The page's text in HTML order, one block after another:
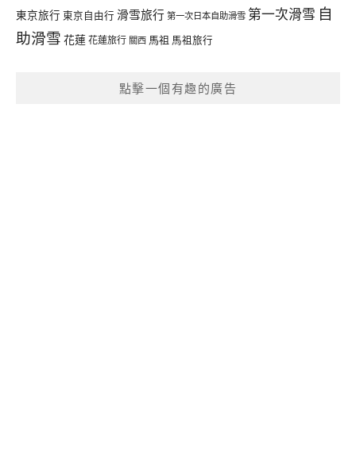
東京旅行 東京自由行 滑雪旅行 第一次日本自助滑雪 第一次滑雪 自
助滑雪 花蓮花蓮旅行 關西 馬祖 馬祖旅行
點擊一個有趣的廣告